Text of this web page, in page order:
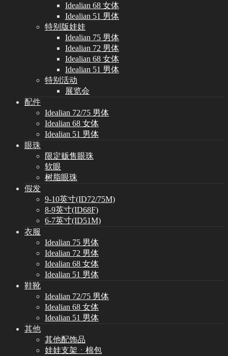
Idealian 68 女体
Idealian 51 男体
特别版娃娃
Idealian 75 男体
Idealian 72 男体
Idealian 68 女体
Idealian 51 男体
特别活动
展览会
配件
Idealian 72/75 男体
Idealian 68 女体
Idealian 51 男体
眼珠
限定贩售眼珠
软眼
树脂眼珠
假发
9-10英寸(ID72/75M)
8-9英寸(ID68F)
6-7英寸(ID51M)
衣服
Idealian 75 男体
Idealian 72 男体
Idealian 68 女体
Idealian 51 男体
鞋靴
Idealian 72/75 男体
Idealian 68 女体
Idealian 51 男体
其他
其他配饰品
娃娃支架ㆍ棉包